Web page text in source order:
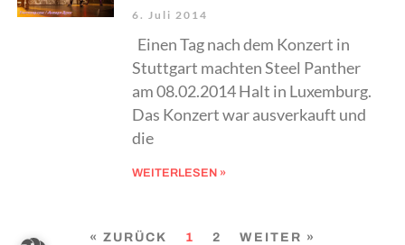
6. Juli 2014
Einen Tag nach dem Konzert in
Stuttgart machten Steel Panther
am 08.02.2014 Halt in Luxemburg.
Das Konzert war ausverkauft und
die
WEITERLESEN »
« ZURÜCK 1 2 WEITER »